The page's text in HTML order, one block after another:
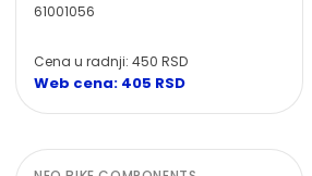
61001056
Cena u radnji: 450 RSD
Web cena: 405 RSD